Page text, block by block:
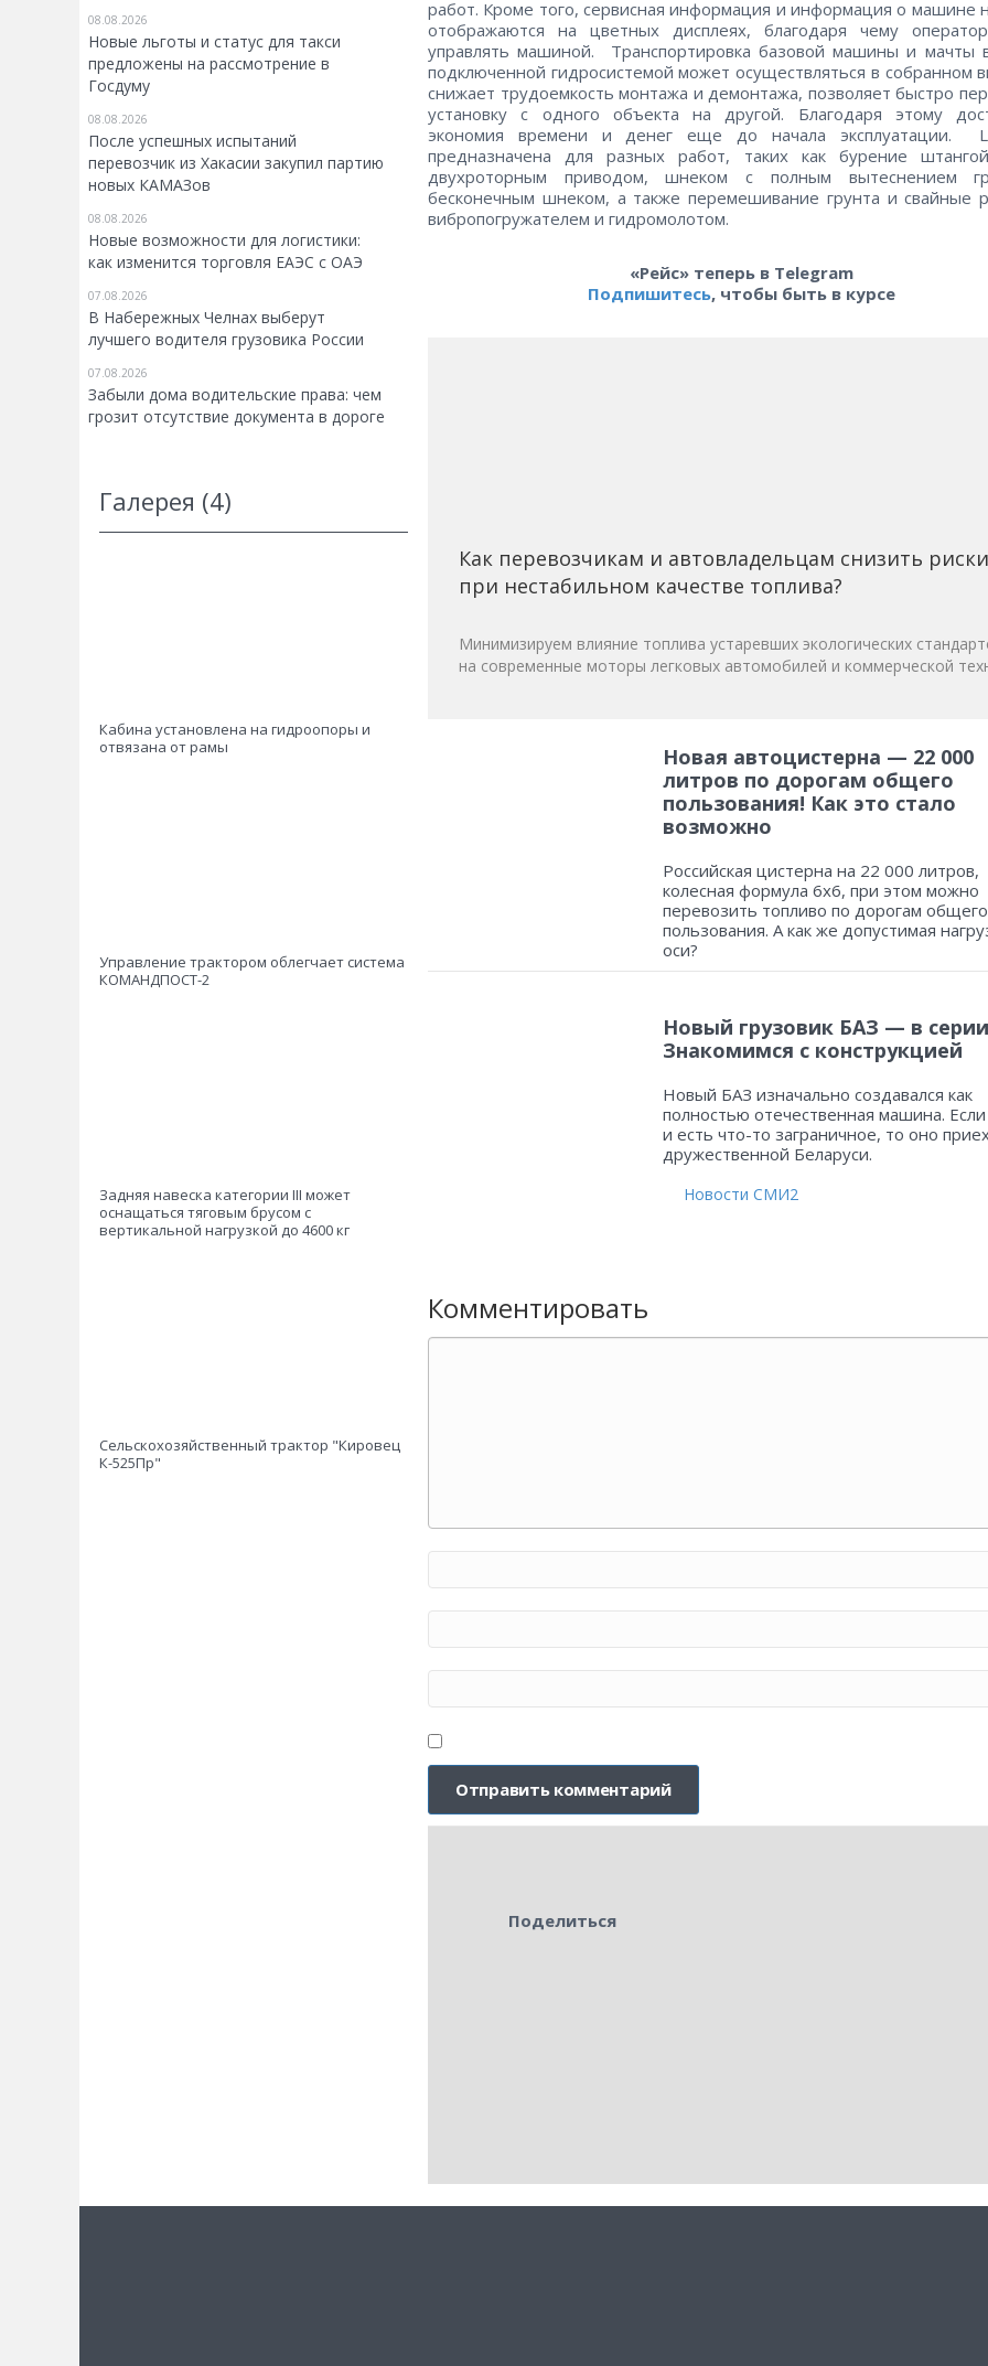
08.08.2026
Новые льготы и статус для такси
предложены на рассмотрение в
Госдуму
08.08.2026
После успешных испытаний
перевозчик из Хакасии закупил партию
новых КАМАЗов
08.08.2026
Новые возможности для логистики:
как изменится торговля ЕАЭС с ОАЭ
07.08.2026
В Набережных Челнах выберут
лучшего водителя грузовика России
07.08.2026
Забыли дома водительские права: чем
грозит отсутствие документа в дороге
Галерея (4)
Кабина установлена на гидроопоры и
отвязана от рамы
Управление трактором облегчает система
КОМАНДПОСТ-2
Задняя навеска категории III может
оснащаться тяговым брусом с
вертикальной нагрузкой до 4600 кг
Сельскохозяйственный трактор "Кировец
К-525Пр"
работ. Кроме того, сервисная информация и информация о машине
отображаются на цветных дисплеях, благодаря чему
управлять машиной. Транспортировка базовой машины и мачты
подключенной гидросистемой может осуществляться в собранном
снижает трудоемкость монтажа и демонтажа, позволяет быстро
установку с одного объекта на другой. Благодаря этому
экономия времени и денег еще до начала эксплуатации.
предназначена для разных работ, таких как бурение
двухроторным приводом, шнеком с полным вытеснением
бесконечным шнеком, а также перемешивание грунта и свайные
вибропогружателем и гидромолотом.
«Рейс» теперь в Telegram
Подпишитесь, чтобы быть в курсе
Как перевозчикам и автовладельцам снизить риски
при нестабильном качестве топлива?
Минимизируем влияние топлива устаревших экологических
на современные моторы легковых автомобилей и коммерческой
Новая автоцистерна — 22 000
литров по дорогам общего
пользования! Как это стало
возможно
Российская цистерна на 22 000 литров,
колесная формула 6х6, при этом можно
перевозить топливо по дорогам общего
пользования. А как же допустимая
оси?
Новый грузовик БАЗ — в
Знакомимся с конструкцией
Новый БАЗ изначально создавался как
полностью отечественная машина.
и есть что-то заграничное, то оно
дружественной Беларуси.
Новости СМИ2
Комментировать
Поделиться